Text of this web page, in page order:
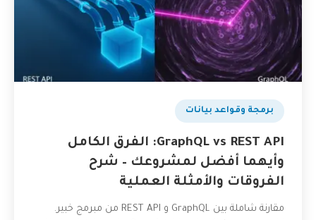
برمجة وقواعد بيانات
GraphQL vs REST API: الفرق الكامل
وأيهما أفضل لمشروعك – شرح
الفروقات والأمثلة العملية
مقارنة شاملة بين GraphQL و REST API من مبرمج خبير.